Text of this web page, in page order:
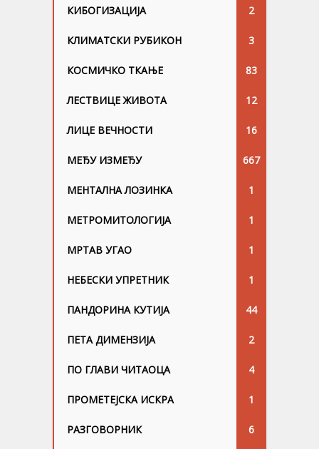
КИБОГИЗАЦИЈА 2
КЛИМАТСКИ РУБИКОН 3
КОСМИЧКО ТКАЊЕ 83
ЛЕСТВИЦЕ ЖИВОТА 12
ЛИЦЕ ВЕЧНОСТИ 16
МЕЂУ ИЗМЕЂУ 667
МЕНТАЛНА ЛОЗИНКА 1
МЕТРОМИТОЛОГИЈА 1
МРТАВ УГАО 1
НЕБЕСКИ УПРЕТНИК 1
ПАНДОРИНА КУТИЈА 44
ПЕТА ДИМЕНЗИЈА 2
ПО ГЛАВИ ЧИТАОЦА 4
ПРОМЕТЕЈСКА ИСКРА 1
РАЗГОВОРНИК 6